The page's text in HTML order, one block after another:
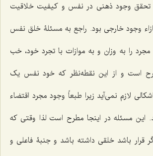
تحقق وجود ذهنی در نفس و کیفیت خلاقیت
وجود خارجی بود. راجع به مسئلۀ خلق نفس
را به وزان و به موازات با تجرد خود، خب
است و از این نقطه‌نظر که خود نفس یک
لازم نمی‌آید زیرا طبعاً وجود مجرد اقتضاء
این مسئله در اینجا مطرح است لذا وقتی که
باشد خلقی داشته باشد و جنبۀ فاعلی و